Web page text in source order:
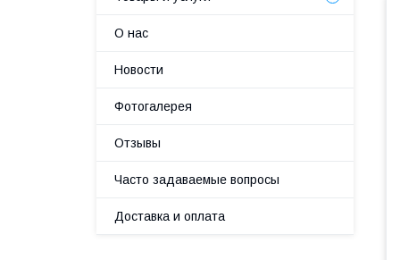
О нас
Новости
Фотогалерея
Отзывы
Часто задаваемые вопросы
Доставка и оплата